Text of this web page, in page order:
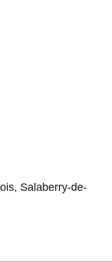
Salaberry-de-